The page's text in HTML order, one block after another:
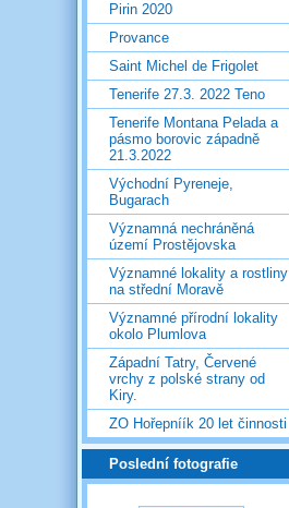
Pirin 2020
Provance
Saint Michel de Frigolet
Tenerife 27.3. 2022 Teno
Tenerife Montana Pelada a
pásmo borovic západně
21.3.2022
Východní Pyreneje,
Bugarach
Významná nechráněná
území Prostějovska
Významné lokality a rostliny
na střední Moravě
Významné přírodní lokality
okolo Plumlova
Západní Tatry, Červené
vrchy z polské strany od
Kiry.
ZO Hořepníík 20 let činnosti
Poslední fotografie